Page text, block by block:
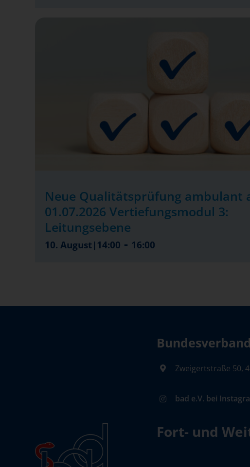
Neue Qualitätsprüfung ambulant
01.07.2026 Vertiefungsmodul 3:
Leitungsebene
10. August|14:00 - 16:00
Zweigertstraße 50,
bad e.V. bei
Fort- und